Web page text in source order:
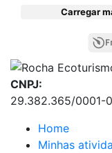
Carregar
CNPJ:
29.382.365/0001-
Home
Minhas